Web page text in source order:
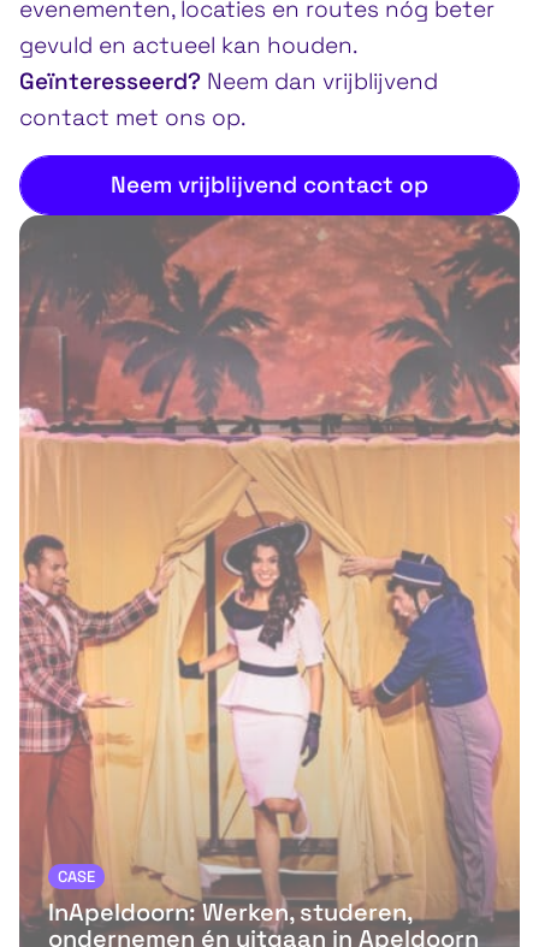
evenementen, locaties en routes nóg beter
gevuld en actueel kan houden.
Geïnteresseerd? Neem dan vrijblijvend
contact met ons op.
Neem vrijblijvend contact op
Cases
CASE
InApeldoorn: Werken, studeren,
ondernemen én uitgaan in Apeldoorn